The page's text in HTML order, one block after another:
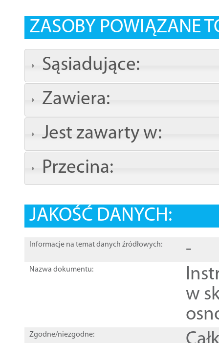
ZASOBY POWIĄZANE
Sąsiadujące:
Zawiera:
Jest zawarty w:
Przecina:
JAKOŚĆ DANYCH:
Informacje na temat danych źródłowych: -
Nazwa dokumentu:
w
Zgodne/niezgodne: